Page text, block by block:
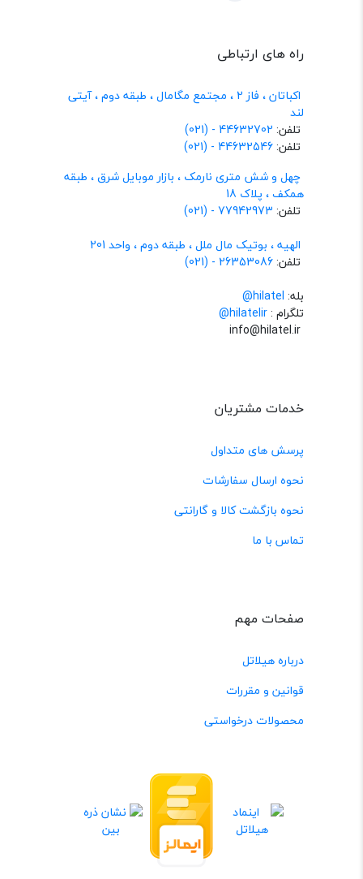
راه های ارتباطی
اکباتان ، فاز 2 ، مجتمع مگامال ، طبقه دوم ، آیتی
لند
تلفن: 44632702 - (021)
تلفن:44632546 - (021)
چهل و شش متری نارمک ، بازار موبایل شرق ، طبقه
همکف ، پلاک 18
تلفن: 77942973 - (021)
الهیه ، بوتیک مال ملل ، طبقه دوم ، واحد 201
تلفن:26353086 - (021)
بله: hilatel@
تلگرام :@hilatelir
خدمات مشتریان
پرسش های متداول
نحوه ارسال سفارشات
نحوه بازگشت کالا و گارانتی
تماس با ما
صفحات مهم
درباره هیلاتل
قوانین و مقررات
محصولات درخواستی